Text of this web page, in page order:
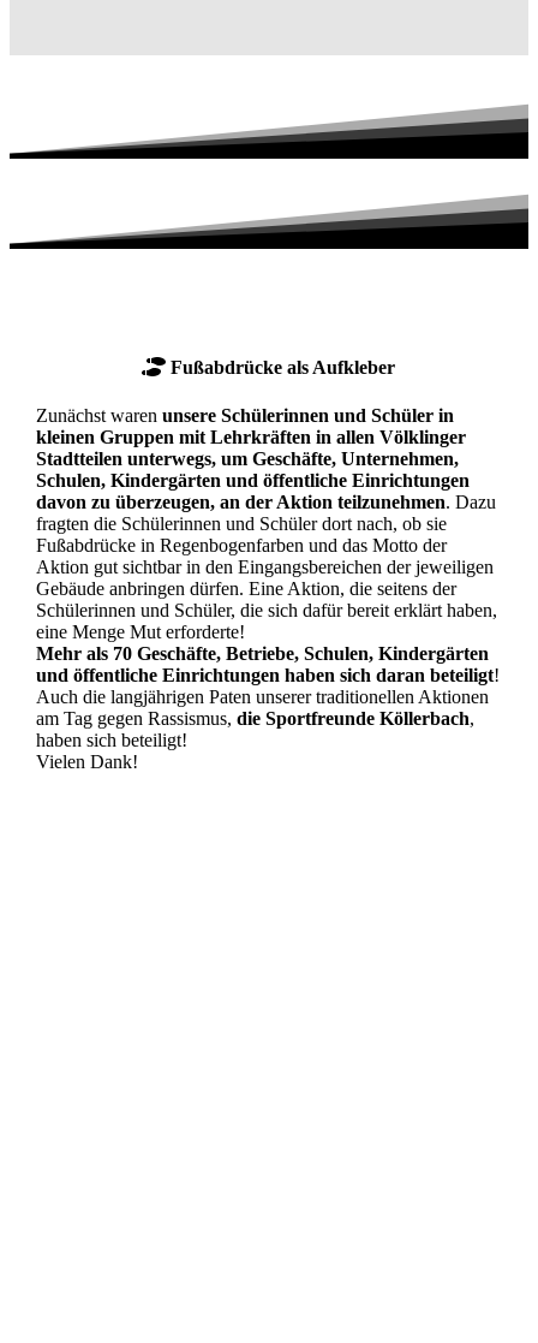
Fußabdrücke als Aufkleber
Zunächst waren unsere Schülerinnen und Schüler in
kleinen Gruppen mit Lehrkräften in allen Völklinger
Stadtteilen unterwegs, um Geschäfte, Unternehmen,
Schulen, Kindergärten und öffentliche Einrichtungen
davon zu überzeugen, an der Aktion teilzunehmen. Dazu
fragten die Schülerinnen und Schüler dort nach, ob sie
Fußabdrücke in Regenbogenfarben und das Motto der
Aktion gut sichtbar in den Eingangsbereichen der jeweiligen
Gebäude anbringen dürfen. Eine Aktion, die seitens der
Schülerinnen und Schüler, die sich dafür bereit erklärt haben,
eine Menge Mut erforderte!
Mehr als 70 Geschäfte, Betriebe, Schulen, Kindergärten
und öffentliche Einrichtungen haben sich daran beteiligt!
Auch die langjährigen Paten unserer traditionellen Aktionen
am Tag gegen Rassismus, die Sportfreunde Köllerbach,
haben sich beteiligt!
Vielen Dank!